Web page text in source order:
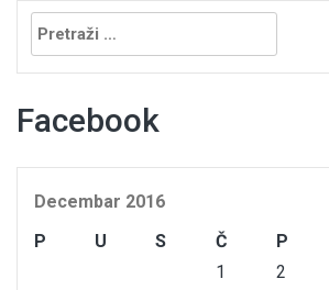
Pretraga:
Facebook
Decembar 2016
P
U S Č P
1
2